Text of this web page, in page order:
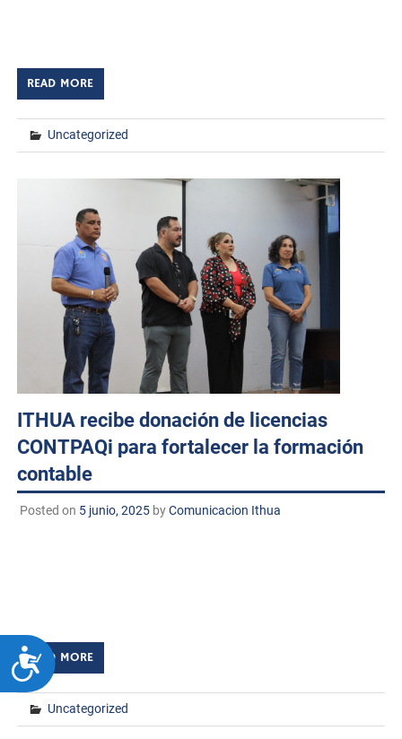
ACCESIBILIDAD
READ MORE
Uncategorized
ITHUA recibe donación de licencias
CONTPAQi para fortalecer la formación
contable
Posted on 5 junio, 2025byComunicacion Ithua
READ MORE
Uncategorized